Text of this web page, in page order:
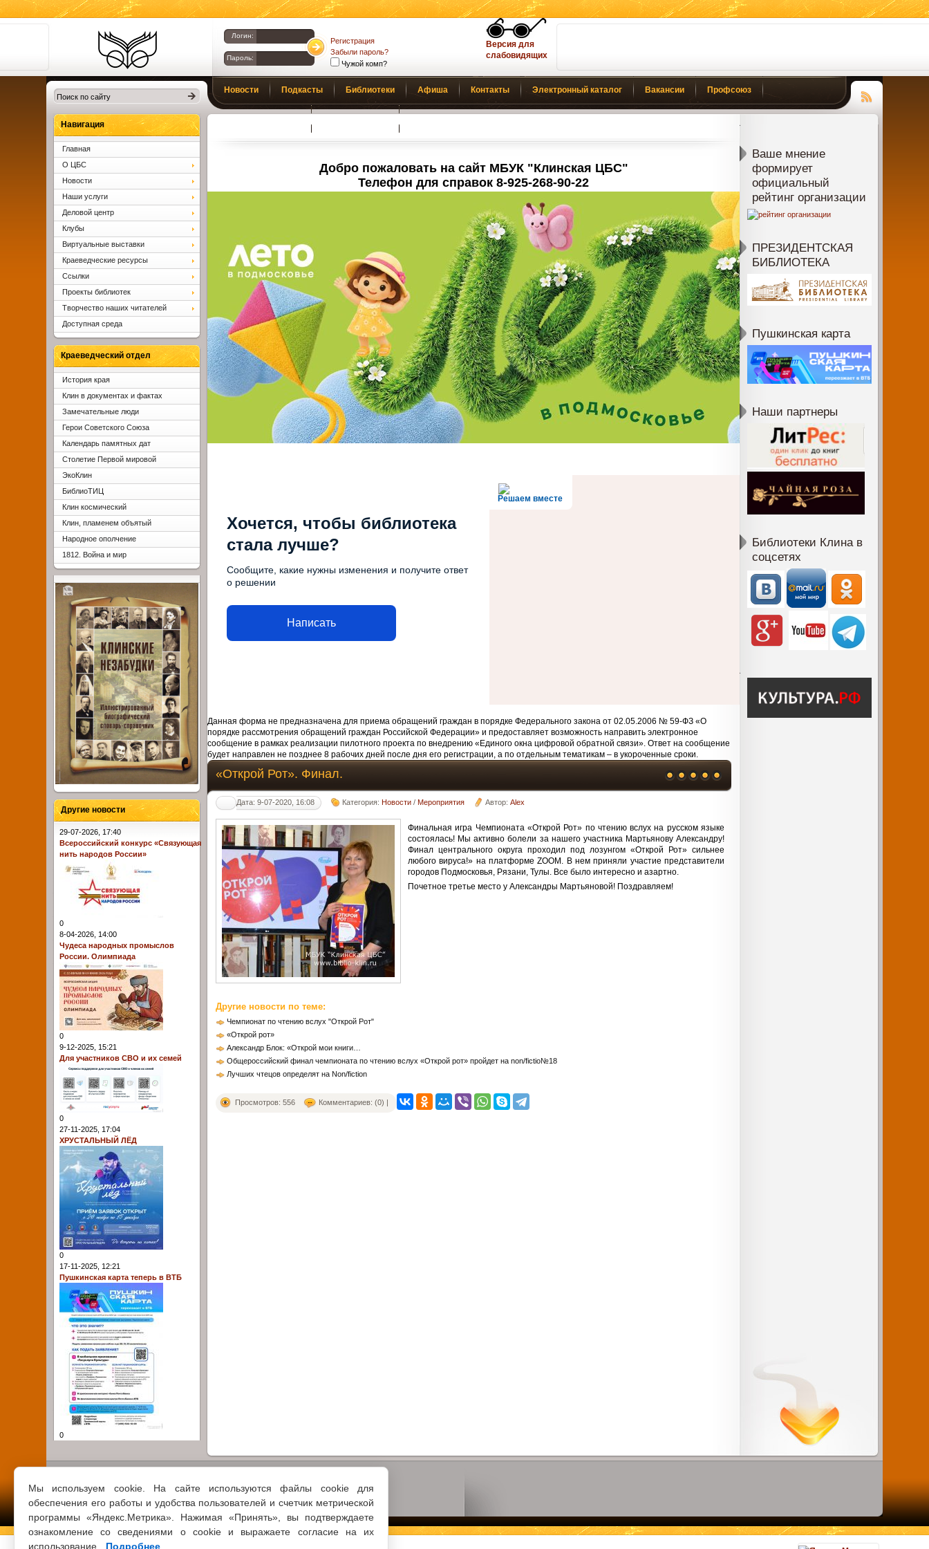
Мы используем cookie. На сайте используются файлы cookie для
обеспечения его работы и удобства пользователей и счетчик метрической
программы «Яндекс.Метрика». Нажимая «Принять», вы подтверждаете
ознакомление со сведениями о cookie и выражаете согласие на их
использование.
Подробнее
Библиотеки
Клина. Клинская
ЦБС.
Логин:
Пароль:
Регистрация
Забыли пароль?
Чужой комп?
Версия для
слабовидящих
Новости Подкасты Библиотеки Афиша Контакты Электронный каталог Вакансии Профсоюз
Чтение
Добро пожаловать на сайт МБУК "Клинская ЦБС"
Телефон для справок 8-925-268-90-22
Решаем вместе
Хочется, чтобы библиотека
стала лучше?
Сообщите, какие нужны изменения и получите ответ
о решении
Написать
Данная форма не предназначена для приема обращений граждан в порядке Федерального закона от 02.05.2006 № 59-ФЗ «О
порядке рассмотрения обращений граждан Российской Федерации» и предоставляет возможность направить электронное
сообщение в рамках реализации пилотного проекта по внедрению «Единого окна цифровой обратной связи». Ответ на сообщение
будет направлен не позднее 8 рабочих дней после дня его регистрации, а по отдельным тематикам – в укороченные сроки.
«Открой Рот». Финал.
Дата: 9-07-2020, 16:08 Категория:Новости /Мероприятия Автор:Alex
Финальная игра Чемпионата «Открой Рот» по чтению вслух на русском языке
состоялась! Мы активно болели за нашего участника Мартьянову Александру!
Финал центрального округа проходил под лозунгом «Открой Рот» сильнее
любого вируса!» на платформе ZOOM. В нем приняли участие представители
городов Подмосковья, Рязани, Тулы. Все было интересно и азартно.
Почетное третье место у Александры Мартьяновой! Поздравляем!
Другие новости по теме:
Чемпионат по чтению вслух "Открой Рот"
«Открой рот»
Александр Блок: «Открой мои книги…
Общероссийский финал чемпионата по чтению вслух «Открой рот» пройдет на non/fictio№18
Лучших чтецов определят на Non/fiction
Просмотров: 556 Комментариев: (0) |
Ваше мнение
формирует
официальный
рейтинг организации
ПРЕЗИДЕНТСКАЯ
БИБЛИОТЕКА
Пушкинская карта
Наши партнеры
Библиотеки Клина в
соцсетях
Навигация
Главная
О ЦБС
Новости
Наши услуги
Деловой центр
Клубы
Виртуальные выставки
Краеведческие ресурсы
Ссылки
Проекты библиотек
Творчество наших читателей
Доступная среда
Краеведческий отдел
История края
Клин в документах и фактах
Замечательные люди
Герои Советского Союза
Календарь памятных дат
Столетие Первой мировой
ЭкоКлин
БиблиоТИЦ
Клин космический
Клин, пламенем объятый
Народное ополчение
1812. Война и мир
Другие новости
29-07-2026, 17:40
Всероссийский конкурс «Связующая
нить народов России»
0
8-04-2026, 14:00
Чудеса народных промыслов
России. Олимпиада
0
9-12-2025, 15:21
Для участников СВО и их семей
0
27-11-2025, 17:04
ХРУСТАЛЬНЫЙ ЛЁД
0
17-11-2025, 12:21
Пушкинская карта теперь в ВТБ
0